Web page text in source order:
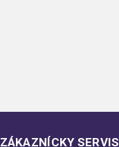
ZÁKAZNÍCKY SERVIS